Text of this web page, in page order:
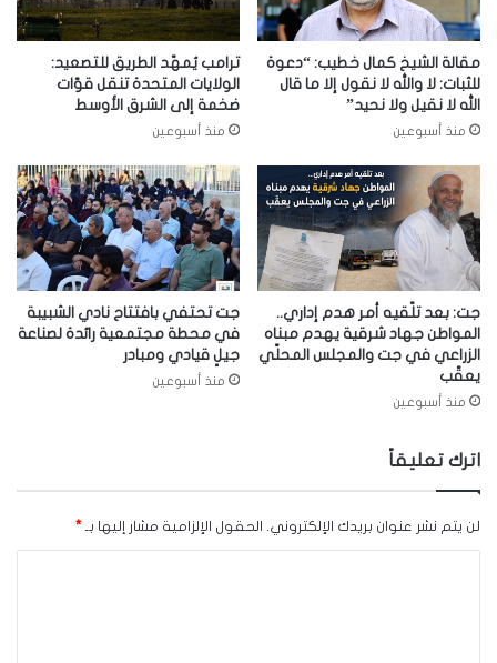
مقالة الشيخ كمال خطيب: “دعوة
للثبات: لا والله لا نقول إلا ما قال
الله لا نقيل ولا نحيد”
منذ أسبوعين
ترامب يُمهّد الطريق للتصعيد:
الولايات المتحدة تنقل قوّات
ضخمة إلى الشرق الأوسط
منذ أسبوعين
جت: بعد تلّقيه أمر هدم إداري..
المواطن جهاد شرقية يهدم مبناه
الزراعي في جت والمجلس المحلّي
يعقّب
منذ أسبوعين
جت تحتفي بافتتاح نادي الشبيبة
في محطة مجتمعية رائدة لصناعة
جيلٍ قيادي ومبادر
منذ أسبوعين
اترك تعليقاً
لن يتم نشر عنوان بريدك الإلكتروني. الحقول الإلزامية مشار إليها بـ *